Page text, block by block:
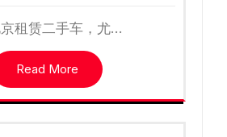
租赁二手车，尤…
Read More